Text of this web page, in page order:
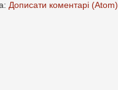
Дописати коментарі (Atom)